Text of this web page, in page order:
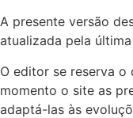
A presente versão
atualizada pela
O editor se reserva
momento o site as
adaptá-las às